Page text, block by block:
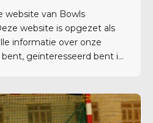
website van Bowls
website is opgezet als
informatie over onze
geïnteresseerd bent in
al...